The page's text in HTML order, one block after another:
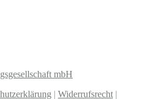
mbH
| Widerrufsrecht |